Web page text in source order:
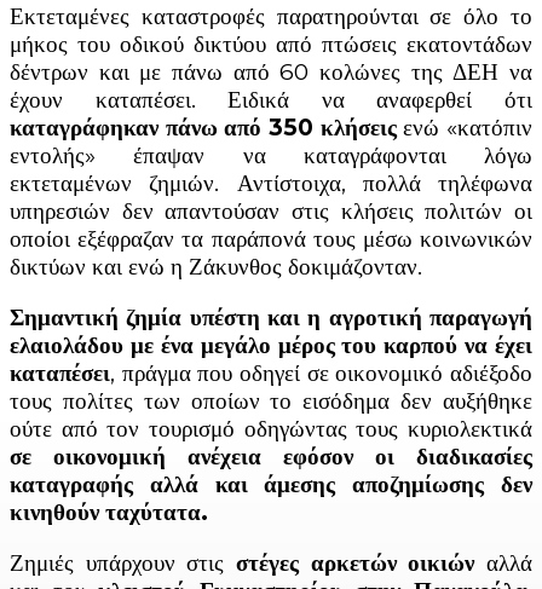
Εκτεταμένες καταστροφές παρατηρούνται σε όλο το
μήκος του οδικού δικτύου από πτώσεις εκατοντάδων
δέντρων και με πάνω από 60 κολώνες της ΔΕΗ να
έχουν καταπέσει. Ειδικά να αναφερθεί ότι
καταγράφηκαν πάνω από 350 κλήσειςενώ «κατόπιν
εντολής» έπαψαν να καταγράφονται λόγω
εκτεταμένων ζημιών. Αντίστοιχα, πολλά τηλέφωνα
υπηρεσιών δεν απαντούσαν στις κλήσεις πολιτών οι
οποίοι εξέφραζαν τα παράπονά τους μέσω κοινωνικών
δικτύων και ενώ η Ζάκυνθος δοκιμάζονταν.
Σημαντική ζημία υπέστη και η αγροτική παραγωγή
ελαιολάδου με ένα μεγάλο μέρος του καρπού να έχει
καταπέσει, πράγμα που οδηγεί σε οικονομικό αδιέξοδο
τους πολίτες των οποίων το εισόδημα δεν αυξήθηκε
ούτε από τον τουρισμό οδηγώντας τους κυριολεκτικά
σε οικονομική ανέχεια εφόσον οι διαδικασίες
καταγραφής αλλά και άμεσης αποζημίωσης δεν
κινηθούν ταχύτατα.
Ζημιές υπάρχουν στις στέγες αρκετών οικιώναλλά